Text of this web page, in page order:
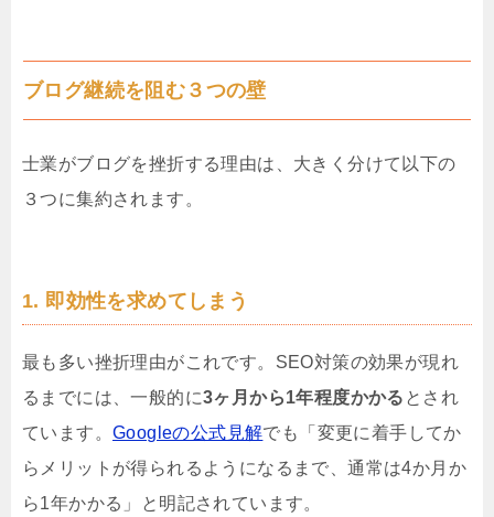
ブログ継続を阻む３つの壁
士業がブログを挫折する理由は、大きく分けて以下の
３つに集約されます。
1. 即効性を求めてしまう
最も多い挫折理由がこれです。SEO対策の効果が現れ
るまでには、一般的に3ヶ月から1年程度かかる とされ
ています。 Googleの公式見解でも「変更に着手してか
らメリットが得られるようになるまで、通常は4か月か
ら1年かかる」と明記されています。